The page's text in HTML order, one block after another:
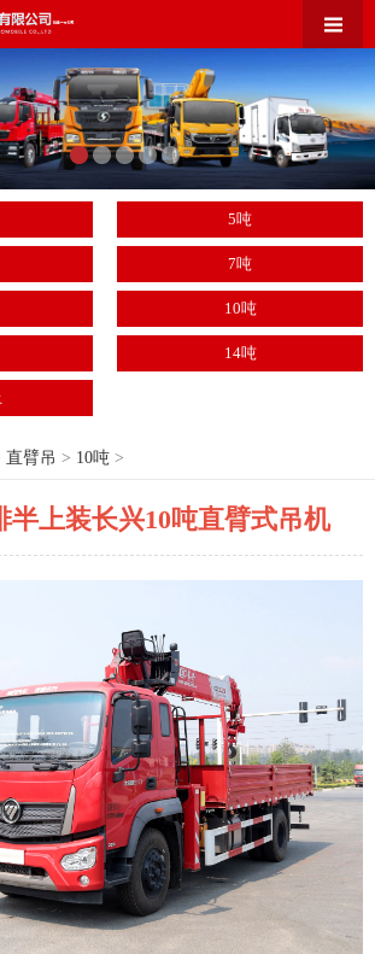
5吨
7吨
10吨
14吨
直臂吊 > 10吨 >
半上装长兴10吨直臂式吊机